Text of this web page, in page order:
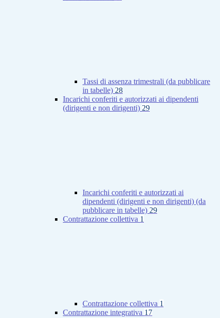
Tassi di assenza trimestrali (da pubblicare
in tabelle) 28
Incarichi conferiti e autorizzati ai dipendenti
(dirigenti e non dirigenti) 29
Incarichi conferiti e autorizzati ai
dipendenti (dirigenti e non dirigenti) (da
pubblicare in tabelle) 29
Contrattazione collettiva 1
Contrattazione collettiva 1
Contrattazione integrativa 17